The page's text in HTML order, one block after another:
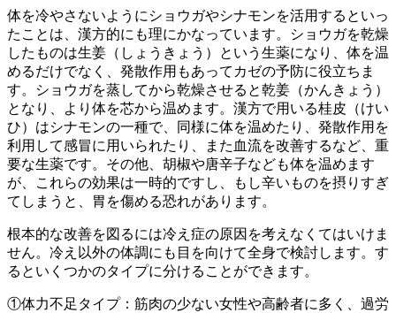
体を冷やさないようにショウガやシナモンを活用するといっ
たことは、漢方的にも理にかなっています。ショウガを乾燥
したものは生姜（しょうきょう）という生薬になり、体を温
めるだけでなく、発散作用もあってカゼの予防に役立ちま
す。ショウガを蒸してから乾燥させると乾姜（かんきょう）
となり、より体を芯から温めます。漢方で用いる桂皮（けい
ひ）はシナモンの一種で、同様に体を温めたり、発散作用を
利用して感冒に用いられたり、また血流を改善するなど、重
要な生薬です。その他、胡椒や唐辛子なども体を温めます
が、これらの効果は一時的ですし、もし辛いものを摂りすぎ
てしまうと、胃を傷める恐れがあります。
根本的な改善を図るには冷え症の原因を考えなくてはいけま
せん。冷え以外の体調にも目を向けて全身で検討します。す
るといくつかのタイプに分けることができます。
①体力不足タイプ：筋肉の少ない女性や高齢者に多く、過労